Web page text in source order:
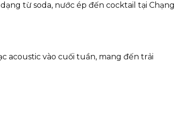
từ soda, nước ép đến cocktail tại Chạng
acoustic vào cuối tuần, mang đến trải